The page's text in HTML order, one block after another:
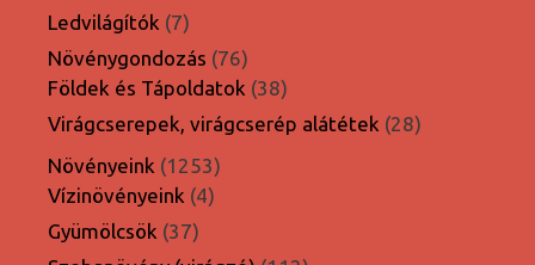
termék
Ledvilágítók 77
termék
Növénygondozás 7676
termék
Földek és Tápoldatok 3838
termék
Virágcserepek, virágcserép alátétek 2828
Növényeink 12531253
termék
Vízinövényeink 44
Gyümölcsök 3737
termék